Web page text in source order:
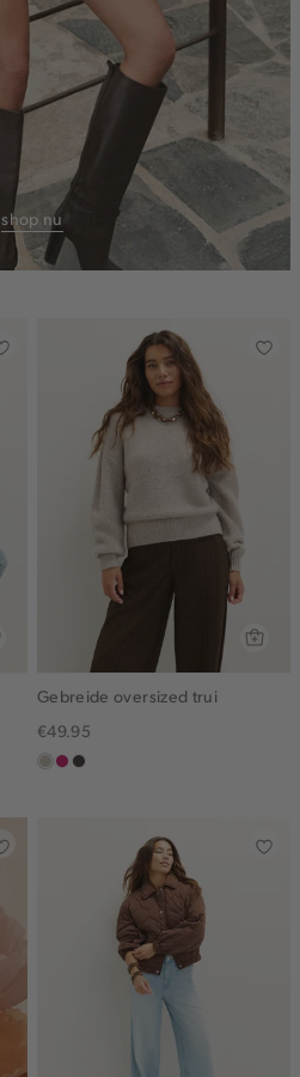
shop nu
Gebreide oversized trui
€49.95
taupe,
rose,choco